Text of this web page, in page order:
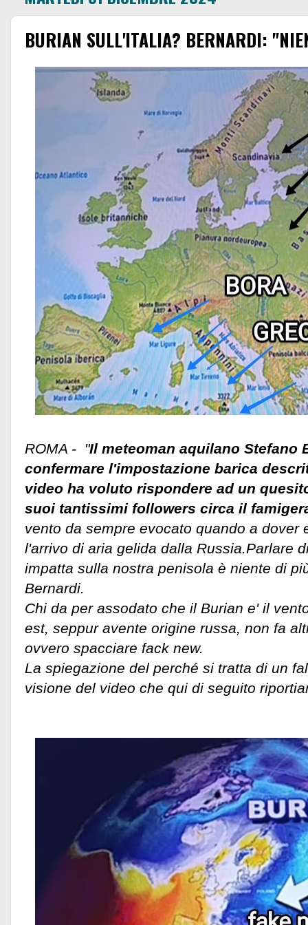
BURIAN SULL'ITALIA? BERNARDI:
ROMA - "Il meteoman aquilano Stefano
confermare l'impostazione barica
video ha voluto rispondere ad un
suoi tantissimi followers circa il
vento da sempre evocato quando a dover
l'arrivo di aria gelida dalla Russia. Parlare
impatta sulla nostra penisola è niente di
Bernardi.
Chi da per assodato che il Burian e' il
est, seppur avente origine russa, non fa
ovvero spacciare fack new.
La spiegazione del perché si tratta di un
visione del video che qui di seguito